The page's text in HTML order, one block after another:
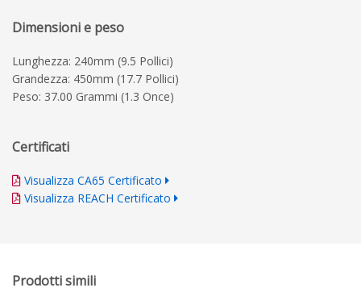
Dimensioni e peso
Lunghezza: 240mm (9.5 Pollici)
Grandezza: 450mm (17.7 Pollici)
Peso: 37.00 Grammi (1.3 Once)
Certificati
Visualizza CA65 Certificato
Visualizza REACH Certificato
Prodotti simili